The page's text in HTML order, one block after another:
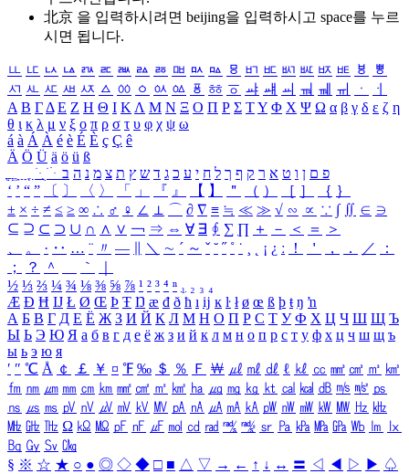
北京 을 입력하시려면 beijing을 입력하시고 space를 누르
시면 됩니다.
ㅥ ㅦ ㅧ ㅨ ㅩ ㅪ ㅫ ㅬ ㅭ ㅮ ㅯ ㅰ ㅱ ㅲ ㅳ ㅴ ㅵ ㅶ ㅷ ㅸ
ㅹ
ㅺ ㅻ ㅼ ㅽ ㅾ ㅿ ㆀ ㆁ ㆂ ㆃ ㆄ ㆅ ㆆ ㆇ ㆈ ㆉ ㆊ ㆋ ㆌ ㆍ
ㆎ
Α Β ΓΔ Ε Ζ Η Θ Ι ΚΛ Μ Ν Ξ Ο Π Ρ Σ ΤΥ Φ Χ Ψ Ω α β γ δ ε ζ η
θ ι κ λ μ ν ξ ο π ρ σ τ υ φ χ ψ ω
á à Á À é è É È ç Ç ê
Ä Ö Ü ä ö ü ß
ִֶֹ ֻּ ׁׂ פ ם ן ו ט א ר ק ף ך ל ח י ע כ ג ד ש ץ ת צ מ נ ה ב
‘ ’ “ ” 〔 〕 〈 〉 「 」 『 』 【 】 ＂ （ ） ［ ］ ｛ ｝
± × ÷ ≠ ≤ ≥ ∞ ∴ ♂ ♀ ∠ ⊥ ⌒ ∂ ∇ ≡ ≒ ≪ ≫ √ ∽ ∝ ∵ ∫ ∬ ∈ ∋
⊆ ⊇ ⊂ ⊃ ∪ ∩ ∧ ∨ ￢ ⇒ ⇔ ∀ ∃ ∮ ∑ ∏ ＋ － ＜ ＝
＞
、
。 · ‥ … ¨ 〃 ― ＼ ∼ ´ ～ ˇ ˘ ˝ ˚ ˙ ¸ ¡ ¿ ː ！ ＇ ， ． ／
：
；
？ ＾ ｀
½ ⅓ ⅔ ¼ ¾ ⅛ ⅜ ⅝ ⅞ ¹ ² ³ ⁴ ⁿ ₁ ₂ ₃ ₄
Æ Ð Ħ Ĳ Ł Ø Œ Þ Ŧ Ŋ æ đ ð ħ ı ĳ ĸ ŀ ł ø œ ß þ ŧ ŋ ŉ
А Б В Г Д Е Ё Ж З И Й К Л М Н О П Р С Т У Ф Х Ц Ч Ш Щ Ъ
Ы Ь Э Ю Я а б в г д е ё ж з и й к л м н о п р с т у ф х ц ч ш щ ъ
ы ь э ю я
′ ″ ℃ Å ￠ ￡ ￥ ¤ ℉ ‰ ＄ ％ Ｆ ￦ ㎕ ㎖ ㎗ ℓ ㎘ ㏄ ㎣ ㎤ ㎥ ㎦
㎙ ㎚ ㎛ ㎜ ㎝ ㎞ ㎟ ㎠ ㎡ ㎢ ㏊ ㎍ ㎎ ㎏ ㏏ ㎈ ㎉ ㏈ ㎧ ㎨ ㎰
㎱ ㎲ ㎳ ㎴ ㎵ ㎶ ㎷ ㎸ ㎹ ㎀ ㎁ ㎂ ㎃ ㎄ ㎺ ㎻ ㎽ ㎾ ㎿ ㎐ ㎑
㎒ ㎓ ㎔ Ω ㏀ ㏁ ㎊ ㎋ ㎌ ㏖ ㏅ ㎭ ㎮ ㎯ ㏛ ㎩ ㎪ ㎫ ㎬ ㏝ ㏐
㏓
㏃ ㏉ ㏜ ㏆
§ ※ ☆ ★ ○ ● ◎ ◇ ◆ □ ■ △ ▽ → ← ↑ ↓ ↔ 〓 ◁ ◀ ▷ ▶ ♤